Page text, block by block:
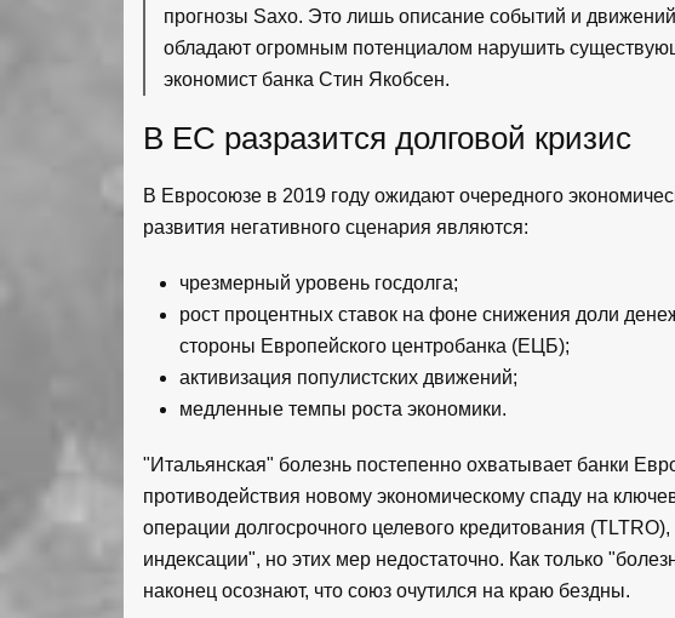
прогнозы Saxo. Это лишь описание событий и
обладают огромным потенциалом нарушить
экономист банка Стин Якобсен.
В ЕС разразится долговой кризис
В Евросоюзе в 2019 году ожидают очередного
развития негативного сценария являются:
чрезмерный уровень госдолга;
рост процентных ставок на фоне снижения доли
стороны Европейского центробанка (ЕЦБ);
активизация популистских движений;
медленные темпы роста экономики.
"Итальянская" болезнь постепенно охватывает банки
противодействия новому экономическому спаду на
операции долгосрочного целевого кредитования
индексации", но этих мер недостаточно. Как только
наконец осознают, что союз очутился на краю бездны.